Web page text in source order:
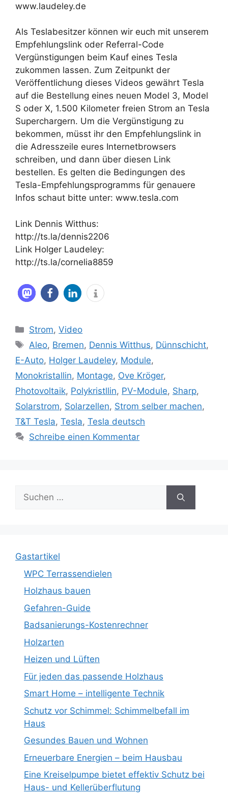
www.laudeley.de
Als Teslabesitzer können wir euch mit unserem
Empfehlungslink oder Referral-Code
Vergünstigungen beim Kauf eines Tesla
zukommen lassen. Zum Zeitpunkt der
Veröffentlichung dieses Videos gewährt Tesla
auf die Bestellung eines neuen Model 3, Model
S oder X, 1.500 Kilometer freien Strom an Tesla
Superchargern. Um die Vergünstigung zu
bekommen, müsst ihr den Empfehlungslink in
die Adresszeile eures Internetbrowsers
schreiben, und dann über diesen Link
bestellen. Es gelten die Bedingungen des
Tesla-Empfehlungsprogramms für genauere
Infos schaut bitte unter: www.tesla.com
Link Dennis Witthus:
http://ts.la/dennis2206
Link Holger Laudeley:
http://ts.la/cornelia8859
Kategorien
Strom,Video
Schlagwörter
Aleo, Bremen, Dennis Witthus, Dünnschicht,
E-Auto, Holger Laudeley, Module,
Monokristallin, Montage, Ove Kröger,
Photovoltaik, Polykristllin, PV-Module, Sharp,
Solarstrom, Solarzellen, Strom selber machen,
T&T Tesla, Tesla, Tesla deutsch
Schreibe einen Kommentar
Suche
nach:
Gastartikel
WPC Terrassendielen
Holzhaus bauen
Gefahren-Guide
Badsanierungs-Kostenrechner
Holzarten
Heizen und Lüften
Für jeden das passende Holzhaus
Smart Home – intelligente Technik
Schutz vor Schimmel: Schimmelbefall im
Haus
Gesundes Bauen und Wohnen
Erneuerbare Energien – beim Hausbau
Eine Kreiselpumpe bietet effektiv Schutz bei
Haus- und Kellerüberflutung